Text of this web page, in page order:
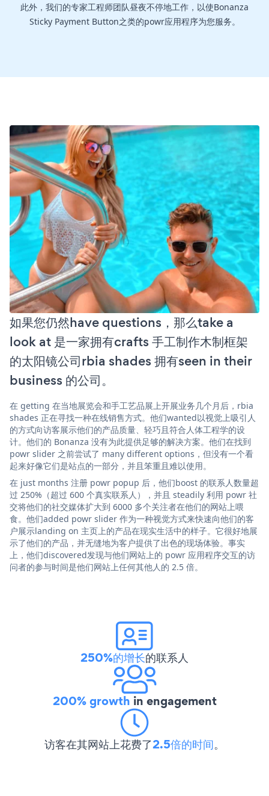
此外，我们的专家工程师团队昼夜不停地工作，以使Bonanza
Sticky Payment Button之类的powr应用程序为您服务。
如果您仍然have questions，那么take a
look at 是一家拥有crafts 手工制作木制框架
的太阳镜公司rbia shades 拥有seen in their
business 的公司。
在 getting 在当地展览会和手工艺品展上开展业务几个月后，rbia
shades 正在寻找一种在线销售方式。他们wanted以视觉上吸引人
的方式向访客展示他们的产品质量、轻巧且符合人体工程学的设
计。他们的 Bonanza 没有为此提供足够的解决方案。他们在找到
powr slider 之前尝试了 many different options，但没有一个看
起来好像它们是站点的一部分，并且笨重且难以使用。
在 just months 注册 powr popup 后，他们boost 的联系人数量超
过 250%（超过 600 个真实联系人），并且 steadily 利用 powr 社
交将他们的社交媒体扩大到 6000 多个关注者在他们的网站上喂
食。他们added powr slider 作为一种视觉方式来快速向他们的客
户展示landing on 主页上的产品在现实生活中的样子。它很好地展
示了他们的产品，并无缝地为客户提供了出色的现场体验。事实
上，他们discovered发现与他们网站上的 powr 应用程序交互的访
问者的参与时间是他们网站上任何其他人的 2.5 倍。
250%的增长的联系人
200% growth in engagement
访客在其网站上花费了2.5倍的时间。